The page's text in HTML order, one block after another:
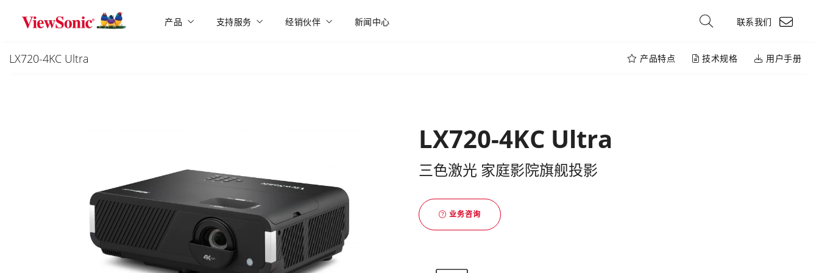
Skip to main content
产品 支持服务 经销伙伴 新闻中心 联系我们
LX720-4KC Ultra 产品特点 技术规格 用户手册
LX720-4KC Ultra
三色激光 家庭影院旗舰投影
业务咨询